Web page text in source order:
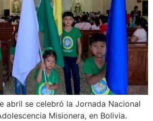
abril se celebró la Jornada Nacional
Misionera, en Bolivia.